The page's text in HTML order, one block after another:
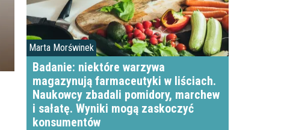
Marta Morświnek
Badanie: niektóre warzywa
magazynują farmaceutyki w liściach.
Naukowcy zbadali pomidory, marchew
i sałatę. Wyniki mogą zaskoczyć
konsumentów